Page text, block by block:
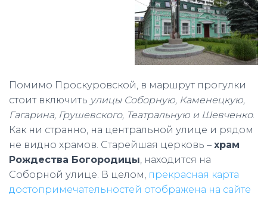
Помимо Проскуровской, в маршрут прогулки
стоит включить улицы Соборную, Каменецкую,
Гагарина, Грушевского, Театральную и Шевченко.
Как ни странно, на центральной улице и рядом
не видно храмов. Старейшая церковь – храм
Рождества Богородицы , находится на
Соборной улице. В целом, прекрасная карта
достопримечательностей отображена на сайте